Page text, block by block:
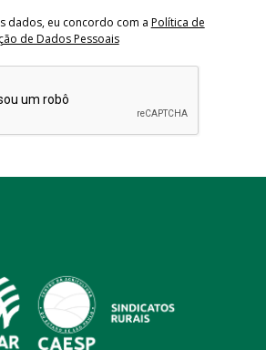
dados, eu concordo com a Política de
de Dados Pessoais